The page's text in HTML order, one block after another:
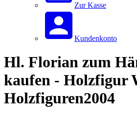
Zur Kasse
Kundenkonto
Hl. Florian zum
kaufen - Holzfigur
Holzfiguren2004